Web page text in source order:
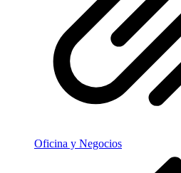
Oficina y Negocios